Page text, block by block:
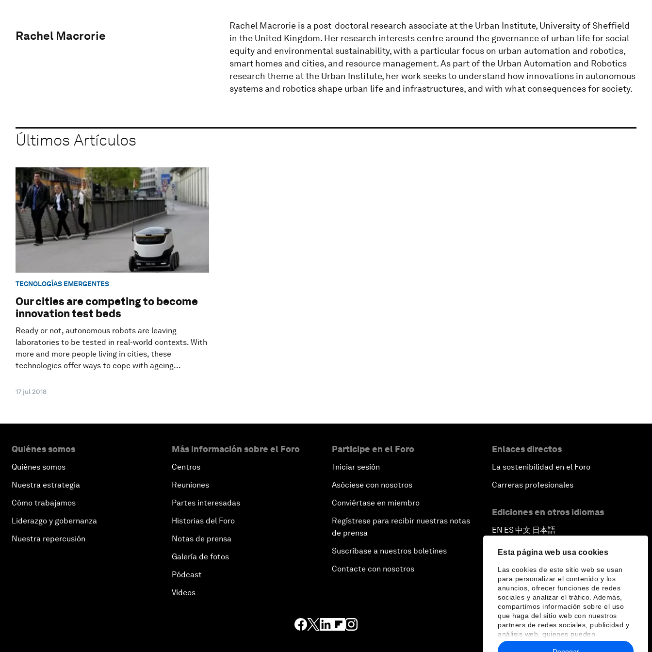
Esta página web usa cookies
Las cookies de este sitio web se usan
para personalizar el contenido y los
anuncios, ofrecer funciones de redes
sociales y analizar el tráfico. Además,
compartimos información sobre el uso
que haga del sitio web con nuestros
partners de redes sociales, publicidad y
análisis web, quienes pueden
combinarla con otra información que les
Rachel Macrorie
Rachel Macrorie is a post-doctoral research associate at the Urban Institute, University of Sheffield
in the United Kingdom. Her research interests centre around the governance of urban life for social
equity and environmental sustainability, with a particular focus on urban automation and robotics,
smart homes and cities, and resource management. As part of the Urban Automation and Robotics
research theme at the Urban Institute, her work seeks to understand how innovations in autonomous
systems and robotics shape urban life and infrastructures, and with what consequences for society.
Últimos Artículos
TECNOLOGÍAS EMERGENTES
Our cities are competing to become
innovation test beds
Ready or not, autonomous robots are leaving
laboratories to be tested in real-world contexts. With
more and more people living in cities, these
technologies offer ways to cope with ageing...
17 jul 2018
Quiénes somos
Quiénes somos
Nuestra estrategia
Cómo trabajamos
Liderazgo y gobernanza
Nuestra repercusión
Más información sobre el Foro
Centros
Reuniones
Partes interesadas
Historias del Foro
Notas de prensa
Galería de fotos
Pódcast
Vídeos
Participe en el Foro
Iniciar sesión
Asóciese con nosotros
Conviértase en miembro
Regístrese para recibir nuestras notas
de prensa
Suscríbase a nuestros boletines
Contacte con nosotros
Enlaces directos
La sostenibilidad en el Foro
Carreras profesionales
Ediciones en otros idiomas
EN ▪ ES▪中文▪ 日本語